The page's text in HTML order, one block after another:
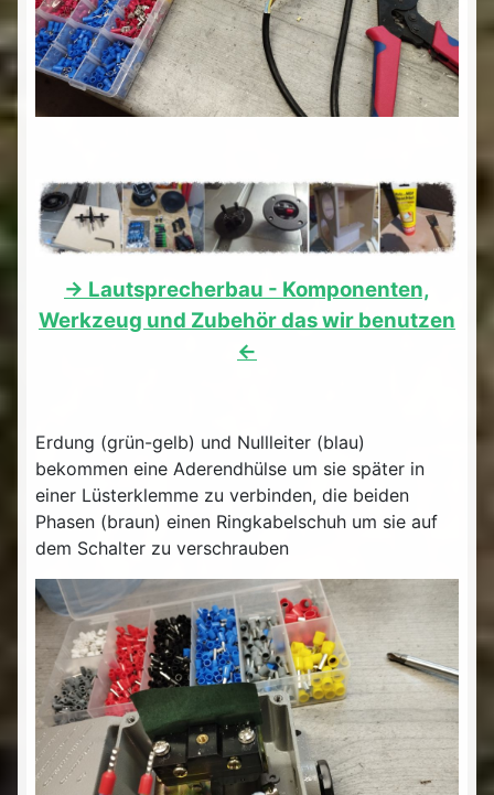
-> Lautsprecherbau - Komponenten,
Werkzeug und Zubehör das wir benutzen
<-
Erdung (grün-gelb) und Nullleiter (blau)
bekommen eine Aderendhülse um sie später in
einer Lüsterklemme zu verbinden, die beiden
Phasen (braun) einen Ringkabelschuh um sie auf
dem Schalter zu verschrauben